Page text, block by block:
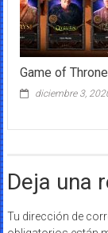
Game of
diciembre 3,
Deja una
Tu dirección de